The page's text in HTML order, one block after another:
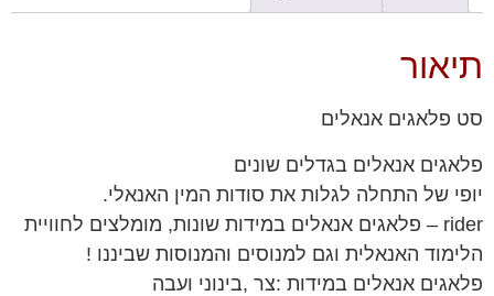
תיאור
סט פלאגים אנאלים
פלאגים אנאלים בגדלים שונים
יופי של התחלה לגלות את סודות המין האנאלי.
rider – פלאגים אנאלים במידות שונות, מומלצים לחוויית
הלימוד האנאלית וגם למנוסים והמנוסות שביננו !
פלאגים אנאלים במידות :צר ,בינוני ועבה